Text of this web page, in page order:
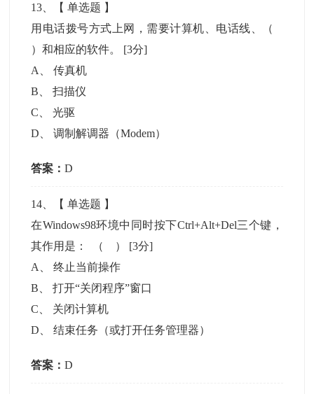
13 、【单选题 】
用电话拨号方式上网，需要计算机、电话线、（
）和相应的软件。 [3分]
A
、传真机
B 、扫描仪
C 、光驱
D 、调制解调器（Modem）
答案：D
14 、【单选题 】
在Windows98环境中同时按下Ctrl+Alt+Del三个键，
其作用是： （ ） [3分]
A
、终止当前操作
B 、打开“关闭程序”窗口
C
关闭计算机
D 、结束任务（或打开任务管理器）
答案：D